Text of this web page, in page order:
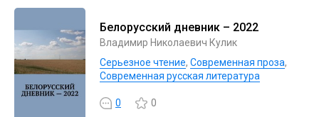
Белорусский дневник – 2022
Владимир Николаевич Кулик
Серьезное чтение, Современная проза,
Современная русская литература
0 0